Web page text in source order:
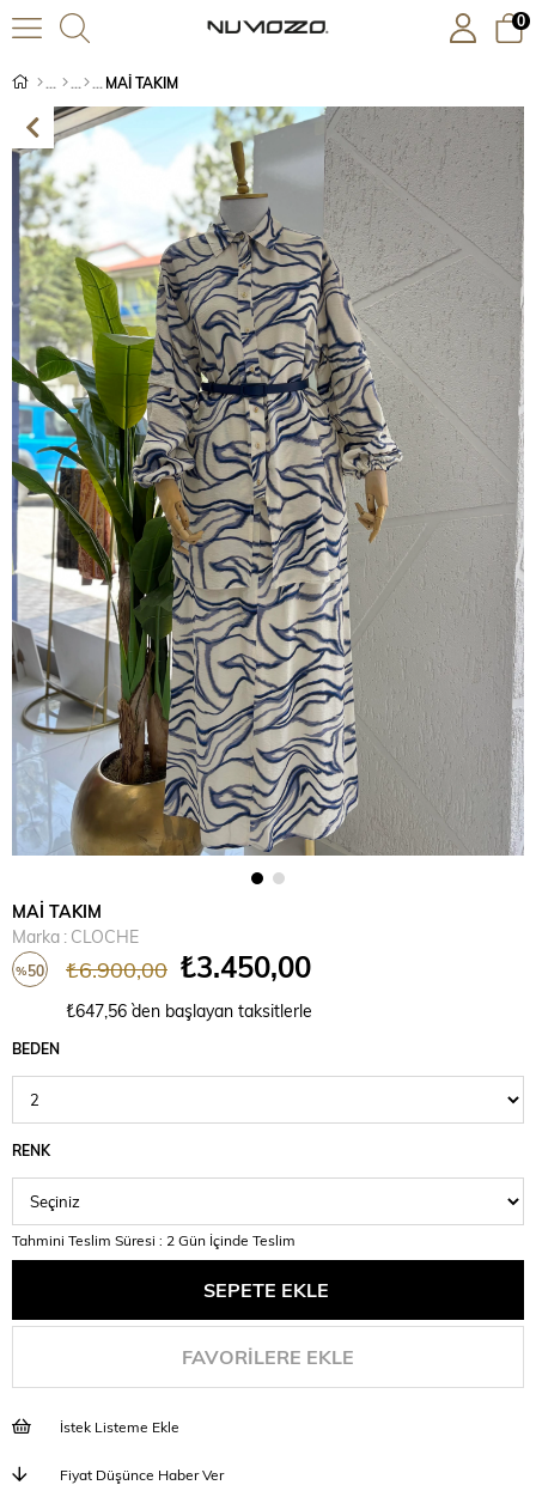
0
MAİ TAKIM
MAİ TAKIM
Marka : CLOCHE
%50 ₺6.900,00 ₺3.450,00
₺647,56 `den başlayan taksitlerle
BEDEN
RENK
Tahmini Teslim Süresi : 2 Gün İçinde Teslim
FAVORILERE EKLE
İstek Listeme Ekle
Fiyat Düşünce Haber Ver